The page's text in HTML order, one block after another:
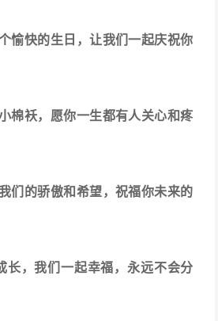
愉快的生日，让我们一起庆祝你
棉袄，愿你一生都有人关心和疼
们的骄傲和希望，祝福你未来的
长，我们一起幸福，永远不会分